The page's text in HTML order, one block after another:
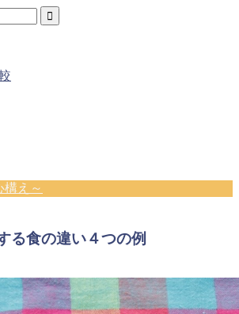
構え～
る食の違い４つの例